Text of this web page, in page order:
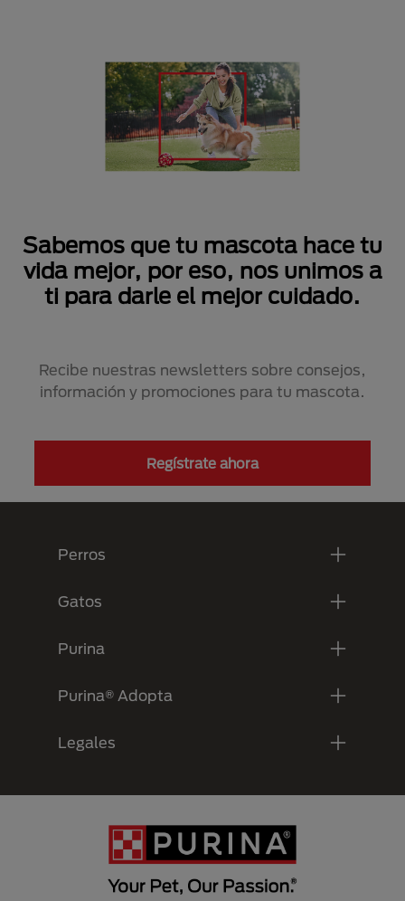
Sabemos que tu mascota hace tu
vida mejor, por eso, nos unimos a
ti para darle el mejor cuidado.
Recibe nuestras newsletters sobre consejos,
información y promociones para tu mascota.
Regístrate ahora
Perros
Gatos
Purina
Purina® Adopta
Legales